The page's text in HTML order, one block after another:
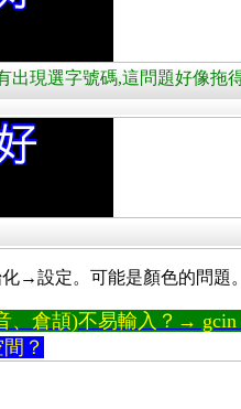
出現選字號碼,這問題好像
→設定。可能是顏色的問題。
、倉頡)不易輸入？→ gcin
？